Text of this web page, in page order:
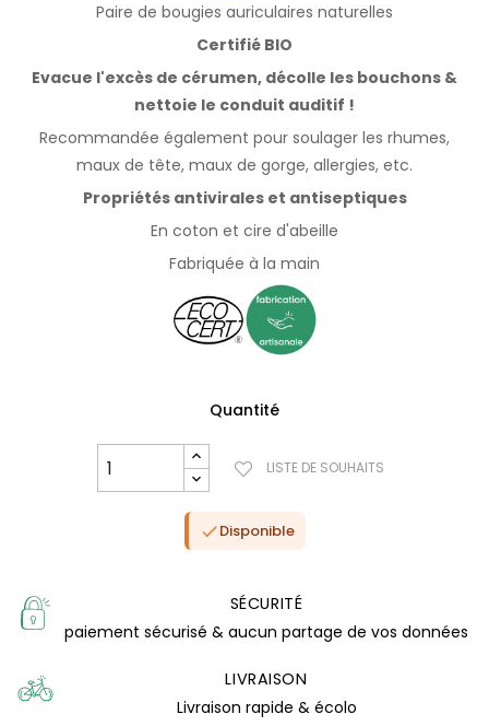
Paire de bougies auriculaires naturelles
Certifié BIO
Evacue l'excès de cérumen, décolle les bouchons &
nettoie le conduit auditif !
Recommandée également pour soulager les rhumes,
maux de tête, maux de gorge, allergies, etc.
Propriétés antivirales et antiseptiques
En coton et cire d'abeille
Fabriquée à la main
Quantité
LISTE DE SOUHAITS
Disponible
SÉCURITÉ
paiement sécurisé & aucun partage de vos données
LIVRAISON
Livraison rapide & écolo